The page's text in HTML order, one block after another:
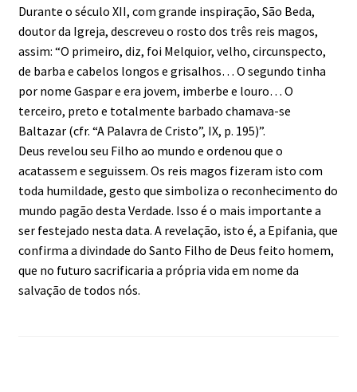
Durante o século XII, com grande inspiração, São Beda,
doutor da Igreja, descreveu o rosto dos três reis magos,
assim: “O primeiro, diz, foi Melquior, velho, circunspecto,
de barba e cabelos longos e grisalhos… O segundo tinha
por nome Gaspar e era jovem, imberbe e louro… O
terceiro, preto e totalmente barbado chamava-se
Baltazar (cfr. “A Palavra de Cristo”, IX, p. 195)”.
Deus revelou seu Filho ao mundo e ordenou que o
acatassem e seguissem. Os reis magos fizeram isto com
toda humildade, gesto que simboliza o reconhecimento do
mundo pagão desta Verdade. Isso é o mais importante a
ser festejado nesta data. A revelação, isto é, a Epifania, que
confirma a divindade do Santo Filho de Deus feito homem,
que no futuro sacrificaria a própria vida em nome da
salvação de todos nós.